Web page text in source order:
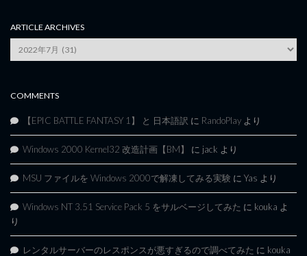
ARTICLE ARCHIVES
Archives
COMMENTS
【EPIC BATTLE FANTASY 1】 と 日本語訳 に RandoPlay より
Windows 2000 Kernel32 改造計画【BM】 に jack より
MSU ファイルを Windows 2000で解凍してみる実験 に Yas より
Windows NT 3.51 Service Pack 5 をサルベージしてみた に kouka よ
り
レンタルサーバーのレスポンスが悪すぎるので調べてみた に kouka